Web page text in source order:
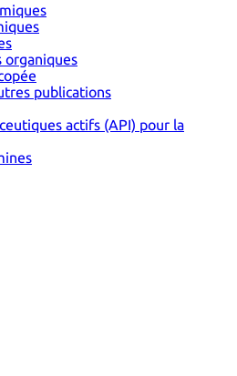
organiques
publications
actifs (API) pour la